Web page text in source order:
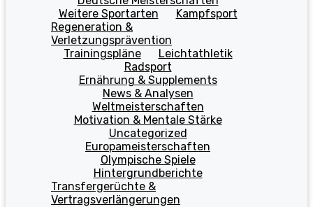
Weitere Sportarten
Kampfsport
Regeneration &
Verletzungsprävention
Trainingspläne
Leichtathletik
Radsport
Ernährung & Supplements
News & Analysen
Weltmeisterschaften
Motivation & Mentale Stärke
Uncategorized
Europameisterschaften
Olympische Spiele
Hintergrundberichte
Transfergerüchte &
Vertragsverlängerungen